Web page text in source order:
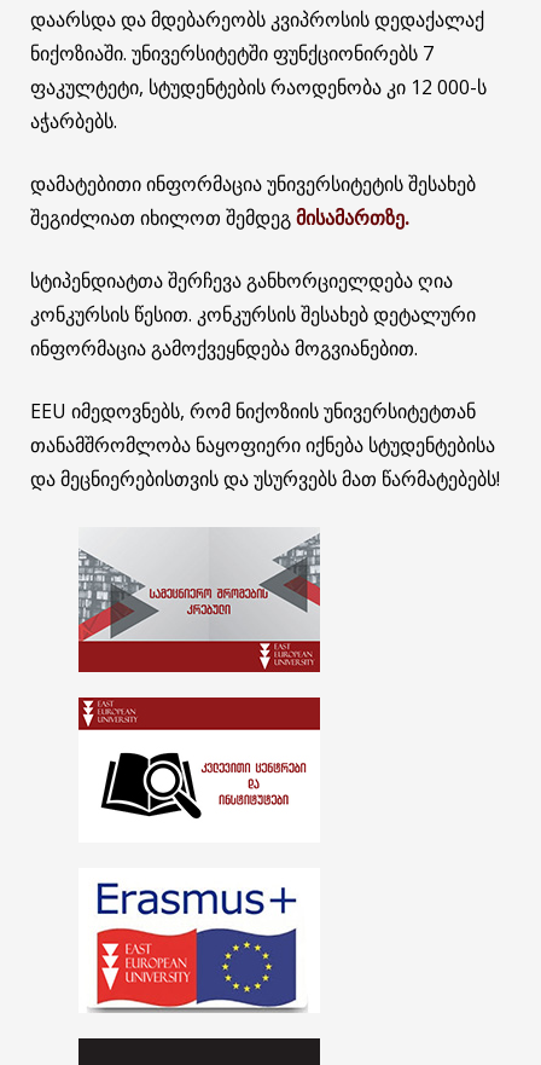
დაარსდა და მდებარეობს კვიპროსის დედაქალაქ
ნიქოზიაში. უნივერსიტეტში ფუნქციონირებს 7
ფაკულტეტი, სტუდენტების რაოდენობა კი 12 000-ს
აჭარბებს.
დამატებითი ინფორმაცია უნივერსიტეტის შესახებ
შეგიძლიათ იხილოთ შემდეგმისამართზე.
სტიპენდიატთა შერჩევა განხორციელდება ღია
კონკურსის წესით. კონკურსის შესახებ დეტალური
ინფორმაცია გამოქვეყნდება მოგვიანებით.
EEU იმედოვნებს, რომ ნიქოზიის უნივერსიტეტთან
თანამშრომლობა ნაყოფიერი იქნება სტუდენტებისა
და მეცნიერებისთვის და უსურვებს მათ წარმატებებს!